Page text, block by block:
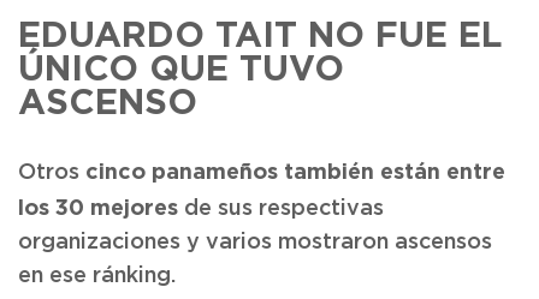
EDUARDO TAIT NO FUE EL
ÚNICO QUE TUVO
ASCENSO
Otros cinco panameños también están entre
los 30 mejores de sus respectivas
organizaciones y varios mostraron ascensos
en ese ránking.